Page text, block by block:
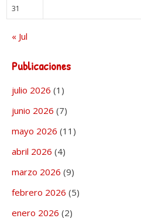
31
« Jul
Publicaciones
julio 2026 (1)
junio 2026 (7)
mayo 2026 (11)
abril 2026 (4)
marzo 2026 (9)
febrero 2026 (5)
enero 2026 (2)